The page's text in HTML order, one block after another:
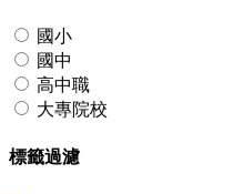
國小
國中
高中職
大專院校
標籤過濾